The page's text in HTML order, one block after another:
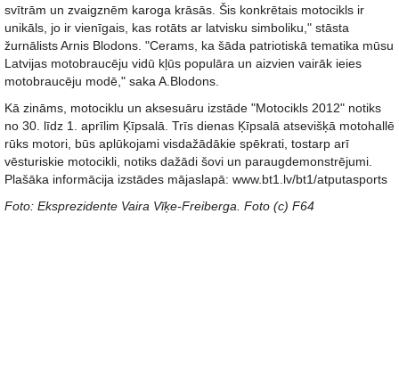
svītrām un zvaigznēm karoga krāsās. Šis konkrētais motocikls ir
unikāls, jo ir vienīgais, kas rotāts ar latvisku simboliku," stāsta
žurnālists Arnis Blodons. "Cerams, ka šāda patriotiskā tematika mūsu
Latvijas motobraucēju vidū kļūs populāra un aizvien vairāk ieies
motobraucēju modē," saka A.Blodons.
Kā zināms, motociklu un aksesuāru izstāde "Motocikls 2012" notiks
no 30. līdz 1. aprīlim Ķīpsalā. Trīs dienas Ķīpsalā atsevišķā motohallē
rūks motori, būs aplūkojami visdažādākie spēkrati, tostarp arī
vēsturiskie motocikli, notiks dažādi šovi un paraugdemonstrējumi.
Plašāka informācija izstādes mājaslapā: www.bt1.lv/bt1/atputasports
Foto: Eksprezidente Vaira Vīķe-Freiberga. Foto (c) F64